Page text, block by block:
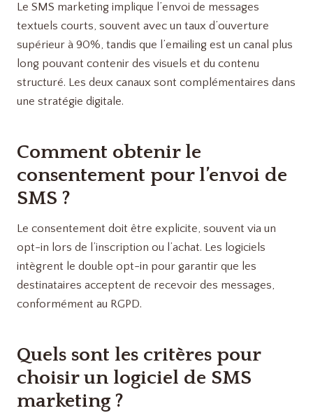
Le SMS marketing implique l’envoi de messages
textuels courts, souvent avec un taux d’ouverture
supérieur à 90%, tandis que l’emailing est un canal plus
long pouvant contenir des visuels et du contenu
structuré. Les deux canaux sont complémentaires dans
une stratégie digitale.
Comment obtenir le
consentement pour l’envoi de
SMS ?
Le consentement doit être explicite, souvent via un
opt-in lors de l’inscription ou l’achat. Les logiciels
intègrent le double opt-in pour garantir que les
destinataires acceptent de recevoir des messages,
conformément au RGPD.
Quels sont les critères pour
choisir un logiciel de SMS
marketing ?